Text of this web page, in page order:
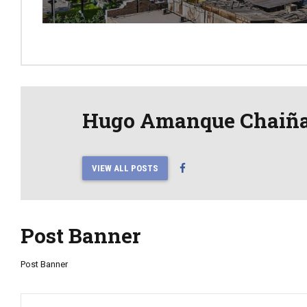
Hugo Amanque
VIEW ALL POSTS
Post Banner
Post Banner